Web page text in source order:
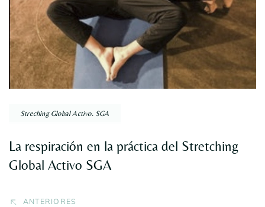
Streching Global Activo. SGA
La respiración en la práctica del Stretching
Global Activo SGA
ANTERIORES